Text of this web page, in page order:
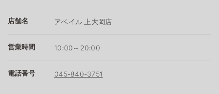
店舗名 アベイル 上大岡店
営業時間 10:00～20:00
電話番号 045-840-3751